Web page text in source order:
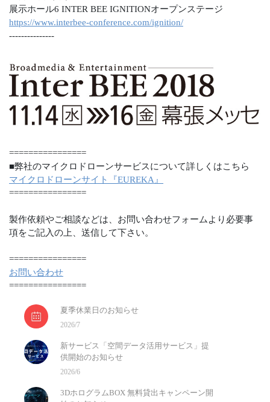
夏季休業日のお知らせ
2026/7
新サービス「空間データ活用サービス」提
供開始のお知らせ
2026/6
3DホログラムBOX 無料貸出キャンペーン開
展示ホール6 INTER BEE IGNITIONオープンステージ
https://www.interbee-conference.com/ignition/
---------------
================
■弊社のマイクロドローンサービスについて詳しくはこちら
マイクロドローンサイト『EUREKA』
================
製作依頼やご相談などは、お問い合わせフォームより必要事
項をご記入の上、送信して下さい。
================
お問い合わせ
================